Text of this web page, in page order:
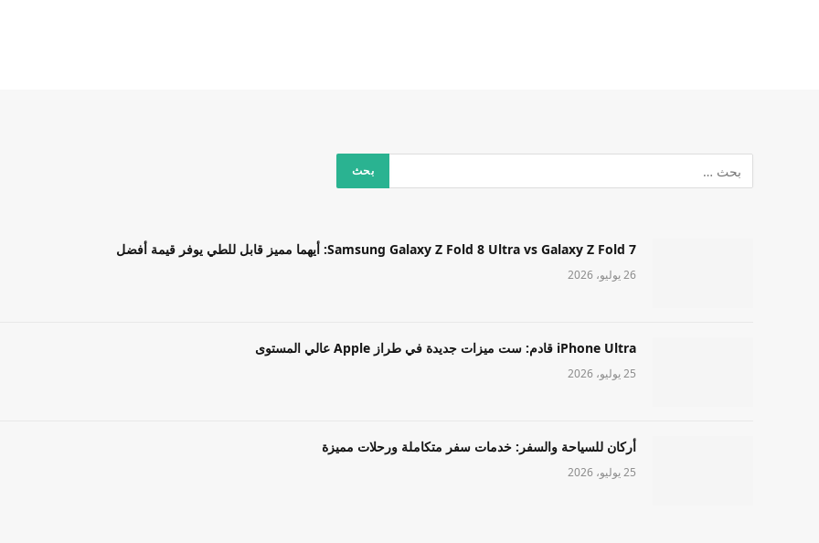
Samsung Galaxy Z Fold 8 Ultra vs Galaxy Z Fold 7: أيهما مميز قابل للطي يوفر قيمة أفضل
26 يوليو، 2026
iPhone Ultra قادم: ست ميزات جديدة في طراز Apple عالي المستوى
25 يوليو، 2026
أركان للسياحة والسفر: خدمات سفر متكاملة ورحلات مميزة
25 يوليو، 2026